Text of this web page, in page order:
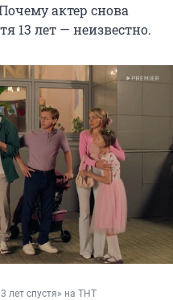
актер снова
13 лет — неизвестно.
лет спустя» на ТНТ